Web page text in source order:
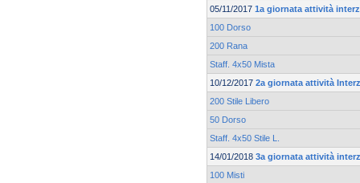
05/11/2017 1a giornata attività
100 Dorso
200 Rana
Staff. 4x50 Mista
10/12/2017 2a giornata attività
200 Stile Libero
50 Dorso
Staff. 4x50 Stile L.
14/01/2018 3a giornata attività
100 Misti